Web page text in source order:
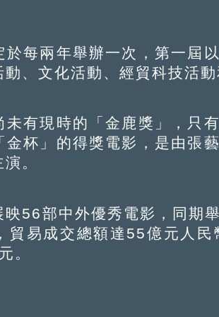
兩年舉辦一次，第一屆以
、文化活動、經貿科技活動
現時的「金鹿獎」，只有
金杯」的得獎電影，是由張
。
部中外優秀電影，同期舉
貿易成交總額達55億元人
。